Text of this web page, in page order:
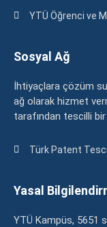
YTÜ Öğrenci ve
Sosyal Ağ
İhtiyaçlara çözüm
ağ olarak hizmet
tarafından tescilli bir
Türk Patent
Yasal
YTÜ Kampüs, 5651